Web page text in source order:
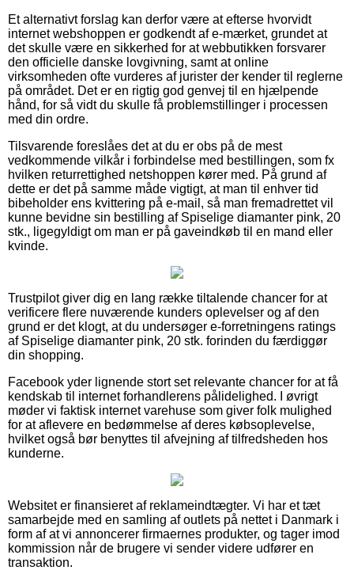
Et alternativt forslag kan derfor være at efterse hvorvidt
internet webshoppen er godkendt af e-mærket, grundet at
det skulle være en sikkerhed for at webbutikken forsvarer
den officielle danske lovgivning, samt at online
virksomheden ofte vurderes af jurister der kender til reglerne
på området. Det er en rigtig god genvej til en hjælpende
hånd, for så vidt du skulle få problemstillinger i processen
med din ordre.
Tilsvarende foreslåes det at du er obs på de mest
vedkommende vilkår i forbindelse med bestillingen, som fx
hvilken returrettighed netshoppen kører med. På grund af
dette er det på samme måde vigtigt, at man til enhver tid
bibeholder ens kvittering på e-mail, så man fremadrettet vil
kunne bevidne sin bestilling af Spiselige diamanter pink, 20
stk., ligegyldigt om man er på gaveindkøb til en mand eller
kvinde.
Trustpilot giver dig en lang række tiltalende chancer for at
verificere flere nuværende kunders oplevelser og af den
grund er det klogt, at du undersøger e-forretningens ratings
af Spiselige diamanter pink, 20 stk. forinden du færdiggør
din shopping.
Facebook yder lignende stort set relevante chancer for at få
kendskab til internet forhandlerens pålidelighed. I øvrigt
møder vi faktisk internet varehuse som giver folk mulighed
for at aflevere en bedømmelse af deres købsoplevelse,
hvilket også bør benyttes til afvejning af tilfredsheden hos
kunderne.
Websitet er finansieret af reklameindtægter. Vi har et tæt
samarbejde med en samling af outlets på nettet i Danmark i
form af at vi annoncerer firmaernes produkter, og tager imod
kommission når de brugere vi sender videre udfører en
transaktion.